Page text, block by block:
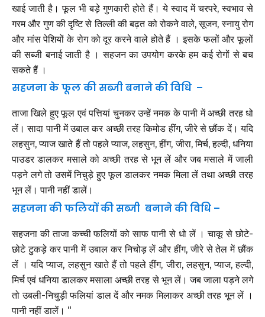
खाई जाती है। फूल भी बड़े गुणकारी होते हैं। ये स्वाद में चरपरे, स्वभाव से
गरम और गुण की दृष्टि से तिल्ली की बढ़त को रोकने वाले, सूजन, स्नायु रोग
और मांस पेशियों के रोग को दूर करने वाले होते हैं । इसके फलों और फूलों
की सब्जी बनाई जाती है । सहजन का उपयोग करके हम कई रोगों से बच
सकते हैं ।
सहजना के फूल की सब्जी बनाने की विधि –
ताजा खिले हुए फूल एवं पत्तियां चुनकर उन्हें नमक के पानी में अच्छी तरह धो
लें। सादा पानी में उबाल कर अच्छी तरह किमोड हींग, जीरे से छौंक दें। यदि
लहसुन, प्याज खाते हैं तो पहले प्याज, लहसुन, हींग, जीरा, मिर्च, हल्दी, धनिया
पाउडर डालकर मसाले को अच्छी तरह से भून लें और जब मसाले में जाली
पड़ने लगे तो उसमें निचुड़े हुए फूल डालकर नमक मिला लें तथा अच्छी तरह
भून लें। पानी नहीं डालें।
सहजना की फलियों की सब्जी बनाने की विधि –
सहजना की ताजा कच्ची फलियों को साफ पानी से धो लें । चाकू से छोटे-
छोटे टुकड़े कर पानी में उबाल कर निचोड़ लें और हींग, जीरे से तेल में छौंक
लें । यदि प्याज, लहसुन खाते हैं तो पहले हींग, जीरा, लहसुन, प्याज, हल्दी,
मिर्च एवं धनिया डालकर मसाला अच्छी तरह से भून लें। जब जाला पड़ने लगे
तो उबली-निचुड़ी फलियां डाल दें और नमक मिलाकर अच्छी तरह भून लें ।
पानी नहीं डालें। “